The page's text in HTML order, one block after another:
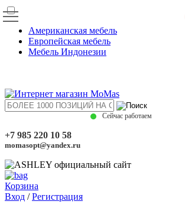
Американская мебель
Европейская мебель
Мебель Индонезии
Сейчас работаем
+7 985 220 10 58
momasopt@yandex.ru
Корзина
Вход /Регистрация